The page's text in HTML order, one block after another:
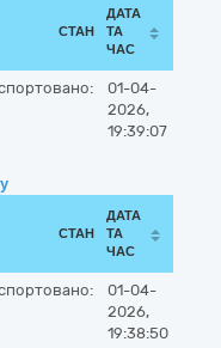
СТАН
ДАТА
ТА
ЧАС
01-04-
2026,
19:39:07
СТАН
ДАТА
ТА
ЧАС
01-04-
2026,
19:38:50